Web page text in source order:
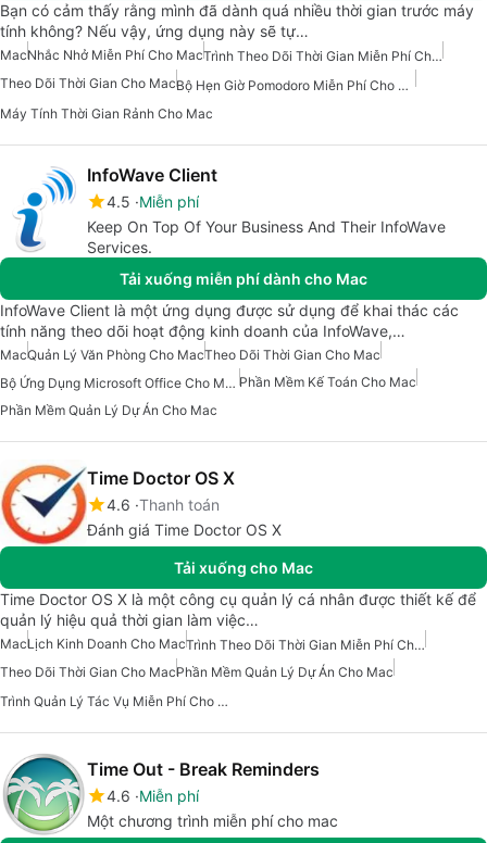
Bạn có cảm thấy rằng mình đã dành quá nhiều thời gian trước máy
tính không? Nếu vậy, ứng dụng này sẽ tự…
MacNhắc Nhở Miễn Phí Cho Mac
Trình Theo Dõi Thời Gian Miễn Phí Cho Mac
Theo Dõi Thời Gian Cho Mac
Bộ Hẹn Giờ Pomodoro Miễn Phí Cho Mac
Máy Tính Thời Gian Rảnh Cho Mac
InfoWave Client
4.5 Miễn phí
Keep On Top Of Your Business And Their InfoWave
Services.
Tải xuống miễn phí dành cho Mac
InfoWave Client là một ứng dụng được sử dụng để khai thác các
tính năng theo dõi hoạt động kinh doanh của InfoWave,…
MacQuản Lý Văn Phòng Cho MacTheo Dõi Thời Gian Cho Mac
Bộ Ứng Dụng Microsoft Office Cho Mac Phần Mềm Kế Toán Cho Mac
Phần Mềm Quản Lý Dự Án Cho Mac
Time Doctor OS X
4.6 Thanh toán
Đánh giá Time Doctor OS X
Tải xuống cho Mac
Time Doctor OS X là một công cụ quản lý cá nhân được thiết kế để
quản lý hiệu quả thời gian làm việc…
MacLịch Kinh Doanh Cho Mac
Trình Theo Dõi Thời Gian Miễn Phí Cho Mac
Theo Dõi Thời Gian Cho MacPhần Mềm Quản Lý Dự Án Cho Mac
Trình Quản Lý Tác Vụ Miễn Phí Cho Mac
Time Out - Break Reminders
4.6 Miễn phí
Một chương trình miễn phí cho mac